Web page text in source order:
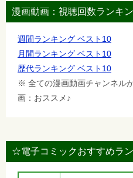
漫画動画：視聴回数ランキ
週間ランキング ベスト10
月間ランキング ベスト10
歴代ランキング ベスト10
※ 全ての漫画動画チャンネル
画：おススメ♪
☆電子コミックおすすめラ